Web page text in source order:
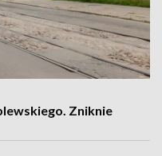
Zniknie